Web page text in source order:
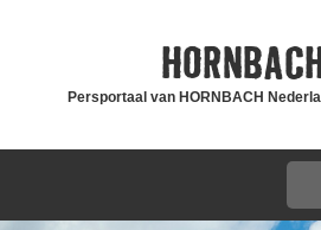
Persportaal van HORNBACH